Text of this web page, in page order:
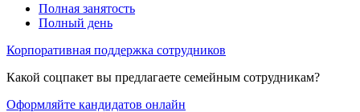
Полная занятость
Полный день
Корпоративная поддержка сотрудников
Какой соцпакет вы предлагаете семейным сотрудникам?
Оформляйте кандидатов онлайн